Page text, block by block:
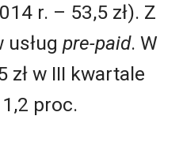
r. – 53,5 zł). Z
usług pre-paid. W
zł w III kwartale
proc.